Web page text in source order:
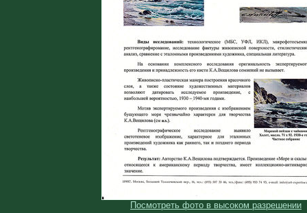
Посмотреть фото в высоком разрешении